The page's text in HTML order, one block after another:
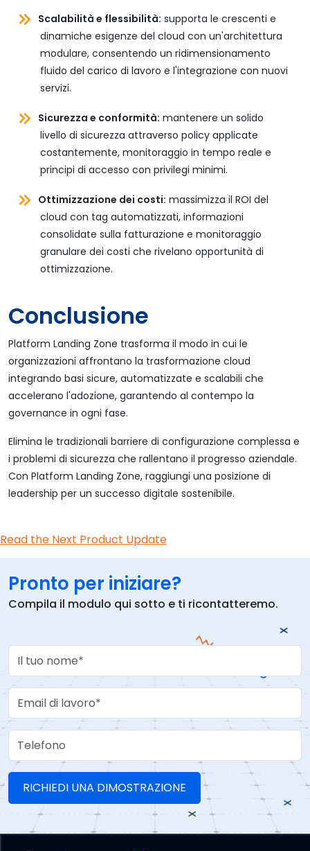
Scalabilità e flessibilità: supporta le crescenti e
dinamiche esigenze del cloud con un'architettura
modulare, consentendo un ridimensionamento
fluido del carico di lavoro e l'integrazione con nuovi
servizi.
Sicurezza e conformità: mantenere un solido
livello di sicurezza attraverso policy applicate
costantemente, monitoraggio in tempo reale e
principi di accesso con privilegi minimi.
Ottimizzazione dei costi: massimizza il ROI del
cloud con tag automatizzati, informazioni
consolidate sulla fatturazione e monitoraggio
granulare dei costi che rivelano opportunità di
ottimizzazione.
Conclusione
Platform Landing Zone trasforma il modo in cui le
organizzazioni affrontano la trasformazione cloud
integrando basi sicure, automatizzate e scalabili che
accelerano l'adozione, garantendo al contempo la
governance in ogni fase.
Elimina le tradizionali barriere di configurazione complessa e
i problemi di sicurezza che rallentano il progresso aziendale.
Con Platform Landing Zone, raggiungi una posizione di
leadership per un successo digitale sostenibile.
Read the Next Product Update
Pronto per iniziare?
Compila il modulo qui sotto e ti ricontatteremo.
Your Name
Work Email
Telefono